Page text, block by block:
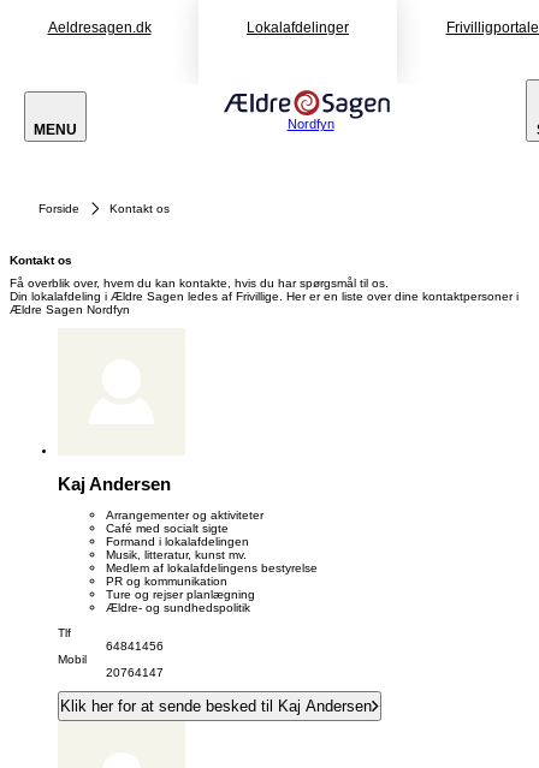
Aeldresagen.dk Lokalafdelinger
MENU Nordfyn
Forside Kontakt os
Kontakt os
Få overblik over, hvem du kan kontakte, hvis du har spørgsmål til os.
Din lokalafdeling i Ældre Sagen ledes af Frivillige. Her er en liste over dine kontaktpersoner i
Ældre Sagen Nordfyn
Kaj Andersen
Arrangementer og aktiviteter
Café med socialt sigte
Formand i lokalafdelingen
Musik, litteratur, kunst mv.
Medlem af lokalafdelingens bestyrelse
PR og kommunikation
Ture og rejser planlægning
Ældre- og sundhedspolitik
Tlf
64841456
Mobil
20764147
Klik her for at sende besked til Kaj Andersen